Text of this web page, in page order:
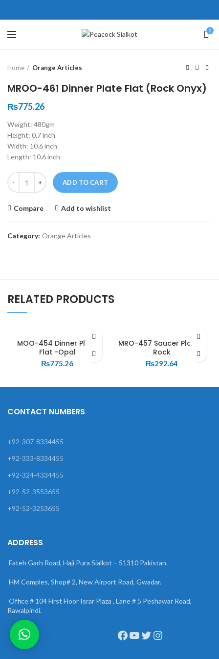
0
Click to enlarge
Home Orange Articles
MROO-461 Dinner Plate Flat (Rock Onyx)
₨775.26
Weight: 480gm
Height: 0.7 inch
Width: 10.6 inch
Length: 10.6 inch
Quantity
ADD TO CART
Compare Add to wishlist
Category: Orange Articles
RELATED PRODUCTS
MOO-454 Dinner Plate
Flat -Opal
₨775.26
MRO-457 Saucer Plate –
Rock
₨292.64
壯陽藥台灣購物
，這不是因為缺乏性生活，而
因為缺乏溝通，所以保持談話很
盾越來越大，往往這是ED的情
會變得更加嚴重。
犀利士壯陽藥線上購買
戲都可以很好的幫助你獲得一
高質量的夫妻生活。犀利士治療
鬆，便於陰莖快速充血達到滿
堅硬勃起。在醫學界和陽痿病
望下，犀利士作為新一批藥
有其優良特點。
CONTACT NUMBERS
+92-307-8334455
+92-333-8334455
+92-324-4334455
+92-52-3553655
+92-52-3253655
ADDRESS
Fateh Garh Road, Haji Pura Sialkot – 51310 Pakistan.
HM Comples, Shop# 2, New Airport Road, Gwadar.
Office # 104 First Floor Israr Plaza , Lane # 5 Peshawar Road,
Rawalpindi.
Facebook
YouTube
Twitter
Instagram